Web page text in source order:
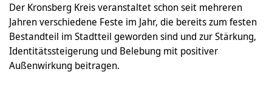
Der Kronsberg Kreis veranstaltet schon seit mehreren
Jahren verschiedene Feste im Jahr, die bereits zum festen
Bestandteil im Stadtteil geworden sind und zur Stärkung,
Identitätssteigerung und Belebung mit positiver
Außenwirkung beitragen.